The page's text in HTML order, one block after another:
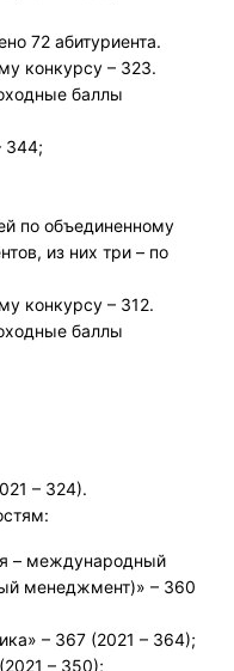
72 абитуриента.
конкурсу – 323.
баллы
344;
по объединенному
из них три – по
конкурсу – 312.
баллы
– 324).
– международный
менеджмент)» – 360
– 367 (2021 – 364);
– 350);